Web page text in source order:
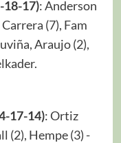
18-17): Anderson
(7), Fam
Araujo (2),
17-14): Ortiz
(2), Hempe (3) -